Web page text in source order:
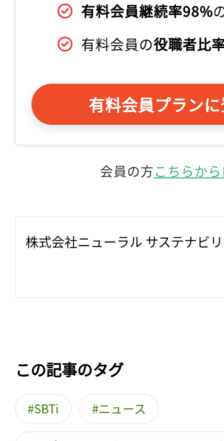
有料会員継続率98%
有料会員の役職者比
有料会員プラン
会員の方こちらか
株式会社ニューラル サステナビ
この記事のタグ
SBTi ニュース